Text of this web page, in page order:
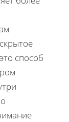
способ